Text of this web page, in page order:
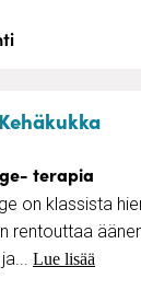
–
terapia
on klassista
rentouttaa
Lue lisää